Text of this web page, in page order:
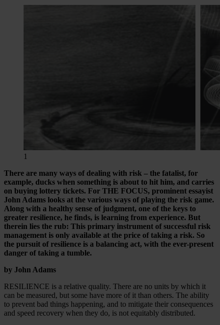
1
There are many ways of dealing with risk – the fatalist, for
example, ducks when something is about to hit him, and carries
on buying lottery tickets. For THE FOCUS, prominent essayist
John Adams looks at the various ways of playing the risk game.
Along with a healthy sense of judgment, one of the keys to
greater resilience, he finds, is learning from experience. But
therein lies the rub: This primary instrument of successful risk
management is only available at the price of taking a risk. So
the pursuit of resilience is a balancing act, with the ever-present
danger of taking a tumble.
by John Adams
RESILIENCE is a relative quality. There are no units by which it
can be measured, but some have more of it than others. The ability
to prevent bad things happening, and to mitigate their consequences
and speed recovery when they do, is not equitably distributed.